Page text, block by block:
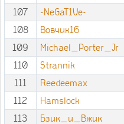
107
-NeGaT1Ve-
108
Вовчик16
109
Michael_Porter_Jr
110
Strannik
111
Reedeemax
112
Hamslock
113
Бзик_и_Вжик